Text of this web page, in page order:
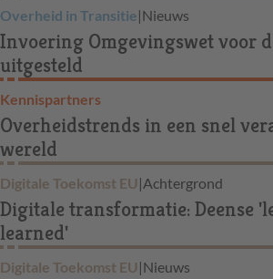
Overheid in Transitie|Nieuws
Invoering Omgevingswet voor
uitgesteld
Kennispartners
Overheidstrends in een snel
wereld
Digitale Toekomst EU |Achtergrond
Digitale transformatie: Deense
learned'
Digitale Toekomst EU |Nieuws